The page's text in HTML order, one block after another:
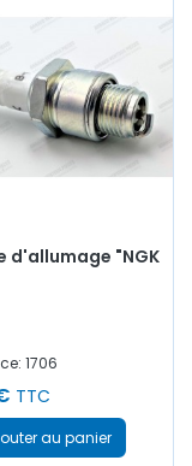
d'allumage "NGK
1706
TTC
au panier